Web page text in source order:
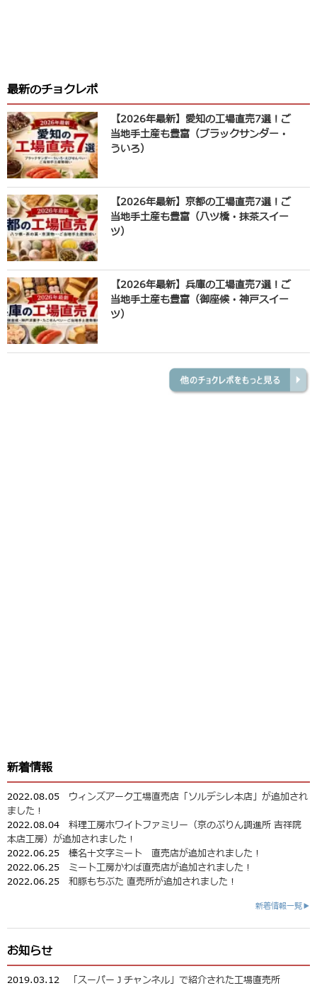
最新のチョクレポ
【2026年最新】愛知の工場直売7選！ご
当地手土産も豊富（ブラックサンダー・
ういろ）
【2026年最新】京都の工場直売7選！ご
当地手土産も豊富（八ツ橋・抹茶スイー
ツ）
【2026年最新】兵庫の工場直売7選！ご
当地手土産も豊富（御座候・神戸スイー
ツ）
新着情報
2022.08.05 ウィンズアーク工場直売店「ソルデシレ本店」が追加され
ました！
2022.08.04 料理工房ホワイトファミリー（京のぷりん調進所 吉祥院
本店工房）が追加されました！
2022.06.25 榛名十文字ミート 直売店が追加されました！
2022.06.25 ミート工房かわば直売店が追加されました！
2022.06.25 和豚もちぶた 直売所が追加されました！
新着情報一覧▶
お知らせ
2019.03.12
「スーパーＪチャンネル」で紹介された工場直売所